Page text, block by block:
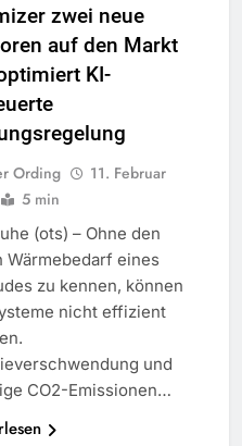
zwei neue
auf den Markt
KI-
Ording
11. Februar
5 min
(ots) – Ohne den
Wärmebedarf eines
zu kennen, können
nicht effizient
und
CO2-Emissionen…